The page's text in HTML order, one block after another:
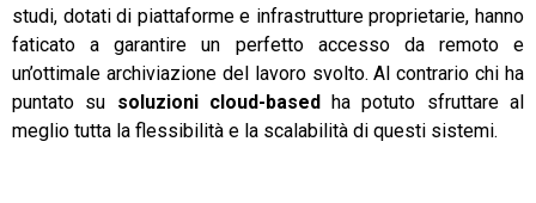
studi, dotati di piattaforme e infrastrutture proprietarie, hanno
faticato a garantire un perfetto accesso da remoto e
un’ottimale archiviazione del lavoro svolto. Al contrario chi ha
puntato su soluzioni cloud-basedha potuto sfruttare al
meglio tutta la flessibilità e la scalabilità di questi sistemi.